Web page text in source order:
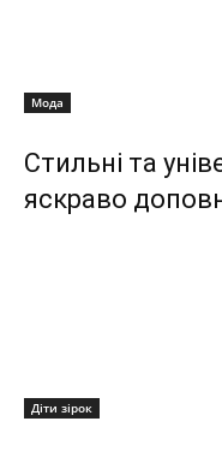
Мода
Стильні та
яскраво
Діти зірок